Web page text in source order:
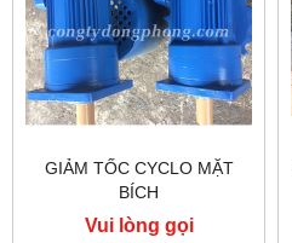
GIẢM TỐC CYCLO MẶT
BÍCH
Vui lòng gọi